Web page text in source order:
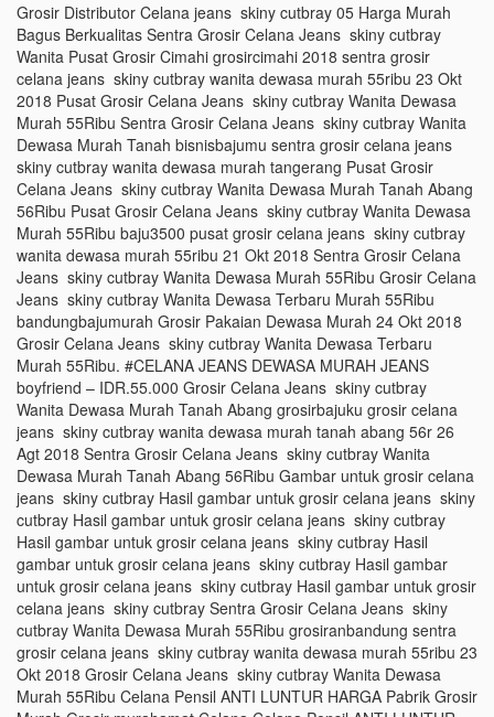
Grosir Distributor Celana jeans skiny cutbray 05 Harga Murah
Bagus Berkualitas Sentra Grosir Celana Jeans skiny cutbray
Wanita Pusat Grosir Cimahi grosircimahi 2018 sentra grosir
celana jeans skiny cutbray wanita dewasa murah 55ribu 23 Okt
2018 Pusat Grosir Celana Jeans skiny cutbray Wanita Dewasa
Murah 55Ribu Sentra Grosir Celana Jeans skiny cutbray Wanita
Dewasa Murah Tanah bisnisbajumu sentra grosir celana jeans
skiny cutbray wanita dewasa murah tangerang Pusat Grosir
Celana Jeans skiny cutbray Wanita Dewasa Murah Tanah Abang
56Ribu Pusat Grosir Celana Jeans skiny cutbray Wanita Dewasa
Murah 55Ribu baju3500 pusat grosir celana jeans skiny cutbray
wanita dewasa murah 55ribu 21 Okt 2018 Sentra Grosir Celana
Jeans skiny cutbray Wanita Dewasa Murah 55Ribu Grosir Celana
Jeans skiny cutbray Wanita Dewasa Terbaru Murah 55Ribu
bandungbajumurah Grosir Pakaian Dewasa Murah 24 Okt 2018
Grosir Celana Jeans skiny cutbray Wanita Dewasa Terbaru
Murah 55Ribu. #CELANA JEANS DEWASA MURAH JEANS
boyfriend – IDR.55.000 Grosir Celana Jeans skiny cutbray
Wanita Dewasa Murah Tanah Abang grosirbajuku grosir celana
jeans skiny cutbray wanita dewasa murah tanah abang 56r 26
Agt 2018 Sentra Grosir Celana Jeans skiny cutbray Wanita
Dewasa Murah Tanah Abang 56Ribu Gambar untuk grosir celana
jeans skiny cutbray Hasil gambar untuk grosir celana jeans skiny
cutbray Hasil gambar untuk grosir celana jeans skiny cutbray
Hasil gambar untuk grosir celana jeans skiny cutbray Hasil
gambar untuk grosir celana jeans skiny cutbray Hasil gambar
untuk grosir celana jeans skiny cutbray Hasil gambar untuk grosir
celana jeans skiny cutbray Sentra Grosir Celana Jeans skiny
cutbray Wanita Dewasa Murah 55Ribu grosiranbandung sentra
grosir celana jeans skiny cutbray wanita dewasa murah 55ribu 23
Okt 2018 Grosir Celana Jeans skiny cutbray Wanita Dewasa
Murah 55Ribu Celana Pensil ANTI LUNTUR HARGA Pabrik Grosir